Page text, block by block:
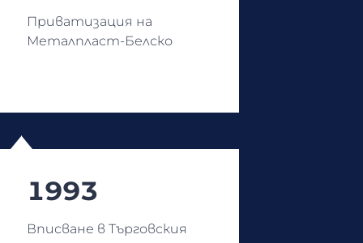
Приватизация на
Металпласт-Белско
1993
Вписване в Търговския